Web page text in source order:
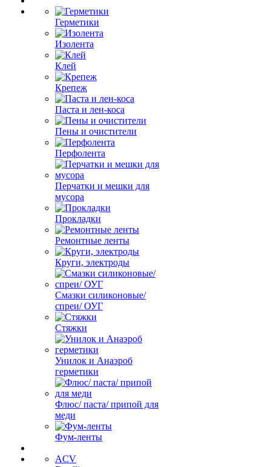
Герметики
Изолента
Клей
Крепеж
Паста и лен-коса
Пены и очистители
Перфолента
Перчатки и мешки для
мусора
Прокладки
Ремонтные ленты
Круги, электроды
Смазки силиконовые/
спреи/ ОУГ
Стяжки
Унилок и Анаэроб
герметики
Флюс/ паста/ припой для
меди
Фум-ленты
ACV